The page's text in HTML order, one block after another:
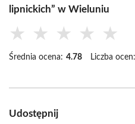
lipnickich” w Wieluniu
★ ★ ★ ★ ★
Średnia ocena: 4.78 Liczba ocen:
Udostępnij